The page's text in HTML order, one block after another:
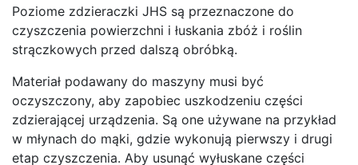
Poziome zdzieraczki JHS są przeznaczone do
czyszczenia powierzchni i łuskania zbóż i roślin
strączkowych przed dalszą obróbką.
Materiał podawany do maszyny musi być
oczyszczony, aby zapobiec uszkodzeniu części
zdzierającej urządzenia. Są one używane na przykład
w młynach do mąki, gdzie wykonują pierwszy i drugi
etap czyszczenia. Aby usunąć wyłuskane części